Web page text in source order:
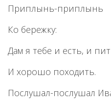
Приплынь-приплынь
Ко бережку:
Дам я тебе и есть, и
И хорошо походить.
Послушал-послушал